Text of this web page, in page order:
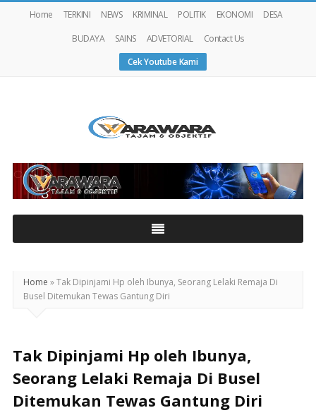
Home TERKINI NEWS KRIMINAL POLITIK EKONOMI
DESA
BUDAYA
SAINS ADVETORIAL
Contact Us
Cek Youtube Kami
Home »Tak Dipinjami Hp oleh Ibunya, Seorang Lelaki Remaja Di
Busel Ditemukan Tewas Gantung Diri
Tak Dipinjami Hp oleh Ibunya,
Seorang Lelaki Remaja Di Busel
Ditemukan Tewas Gantung Diri